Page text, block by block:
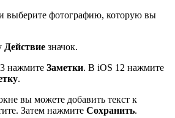
выберите фотографию, которую вы
Действие значок.
нажмите Заметки. В iOS 12 нажмите
.
вы можете добавить текст к
Затем нажмите Сохранить.